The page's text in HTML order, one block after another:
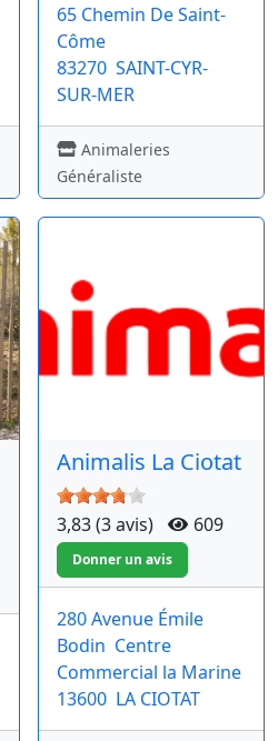
65 Chemin De Saint-
Côme
83270 SAINT-CYR-
SUR-MER
Animaleries
Généraliste
Animalis La Ciotat
3,83 (3 avis) 609
280 Avenue Émile
Bodin Centre
Commercial la Marine
13600 LA CIOTAT